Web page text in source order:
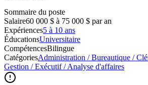
Sommaire du poste
Salaire60 000 $ à 75 000 $ par an
Expériences5 à 10 ans
ÉducationsUniversitaire
CompétencesBilingue
CatégoriesAdministration / Bureautique /
Gestion / Exécutif / Analyse d'affaires